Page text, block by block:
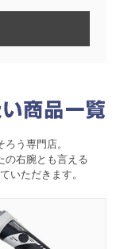
う専門店。
の右腕とも言える
いただきます。